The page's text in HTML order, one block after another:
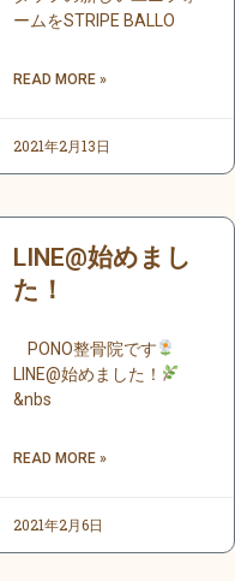
ームをSTRIPE BALLO
READ MORE »
2021年2月13日
LINE@始めまし
た！
PONO整骨院です
LINE@始めました！
&nbs
READ MORE »
2021年2月6日